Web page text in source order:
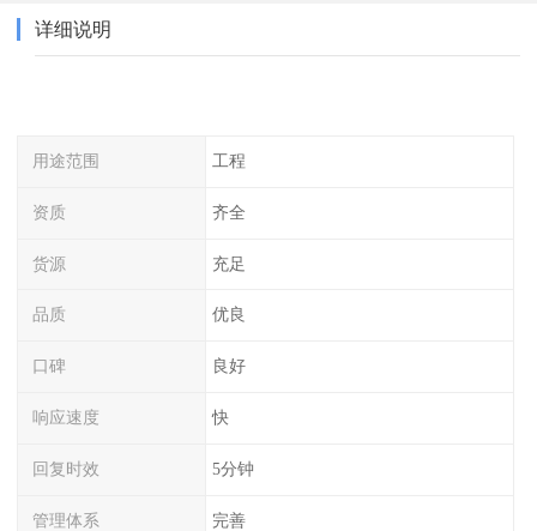
详细说明
用途范围 工程
资质 齐全
货源 充足
品质 优良
口碑 良好
响应速度 快
回复时效 5分钟
管理体系 完善